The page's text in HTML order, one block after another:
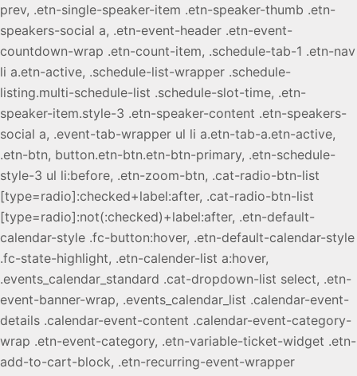
prev, .etn-single-speaker-item .etn-speaker-thumb .etn-
speakers-social a, .etn-event-header .etn-event-
countdown-wrap .etn-count-item, .schedule-tab-1 .etn-nav
li a.etn-active, .schedule-list-wrapper .schedule-
listing.multi-schedule-list .schedule-slot-time, .etn-
speaker-item.style-3 .etn-speaker-content .etn-speakers-
social a, .event-tab-wrapper ul li a.etn-tab-a.etn-active,
.etn-btn, button.etn-btn.etn-btn-primary, .etn-schedule-
style-3 ul li:before, .etn-zoom-btn, .cat-radio-btn-list
[type=radio]:checked+label:after, .cat-radio-btn-list
[type=radio]:not(:checked)+label:after, .etn-default-
calendar-style .fc-button:hover, .etn-default-calendar-style
.fc-state-highlight, .etn-calender-list a:hover,
.events_calendar_standard .cat-dropdown-list select, .etn-
event-banner-wrap, .events_calendar_list .calendar-event-
details .calendar-event-content .calendar-event-category-
wrap .etn-event-category, .etn-variable-ticket-widget .etn-
add-to-cart-block, .etn-recurring-event-wrapper